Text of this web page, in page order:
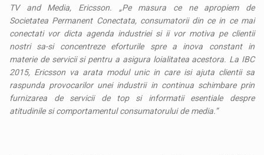
TV and Media, Ericsson. „Pe masura ce ne apropiem de
Societatea Permanent Conectata, consumatorii din ce in ce mai
conectati vor dicta agenda industriei si ii vor motiva pe clientii
nostri sa-si concentreze eforturile spre a inova constant in
materie de servicii si pentru a asigura loialitatea acestora. La IBC
2015, Ericsson va arata modul unic in care isi ajuta clientii sa
raspunda provocarilor unei industrii in continua schimbare prin
furnizarea de servicii de top si informatii esentiale despre
atitudinile si comportamentul consumatorului de media.”